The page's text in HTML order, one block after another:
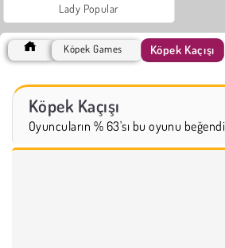
Lady Popular
Köpek Games Köpek Kaçışı
Köpek Kaçışı
Oyuncuların % 63'sı bu oyunu beğendi